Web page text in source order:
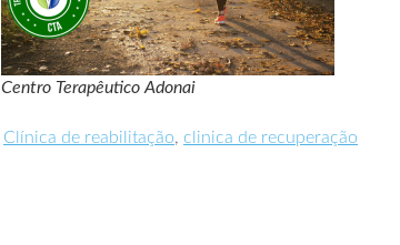
Centro Terapêutico Adonai
Clínica de reabilitação, clinica de recuperação